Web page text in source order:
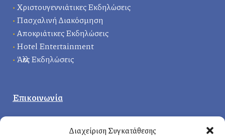
Διαχείριση Συγκατάθεσης
• Χριστουγεννιάτικες Εκδηλώσεις
• Πασχαλινή Διακόσμηση
•Αποκριάτικες Εκδηλώσεις
• Hotel Entertainment
• Άλλες Εκδηλώσεις
Επικοινωνία